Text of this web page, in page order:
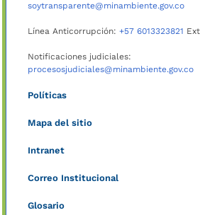
soytransparente@minambiente.gov.co
Línea Anticorrupción: +57 6013323821
Notificaciones judiciales:
procesosjudiciales@minambiente.gov.co
Políticas
Mapa del sitio
Intranet
Correo Institucional
Glosario